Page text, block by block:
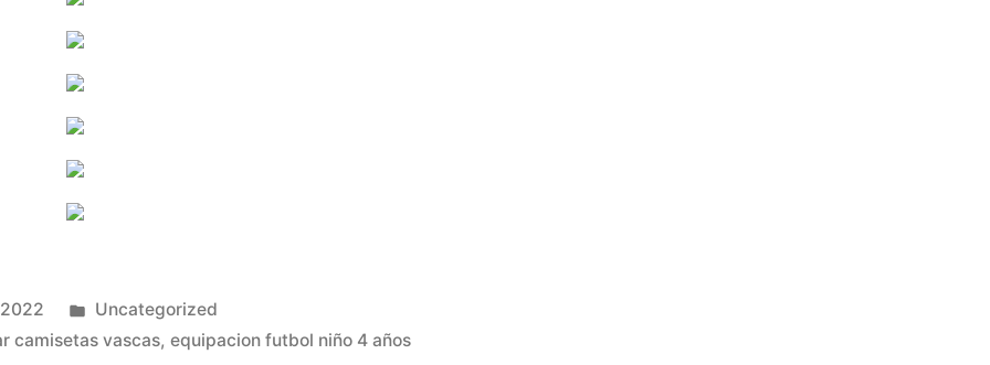
Publicado
en
Uncategorized
camisetas vascas,equipacion futbol niño 4 años